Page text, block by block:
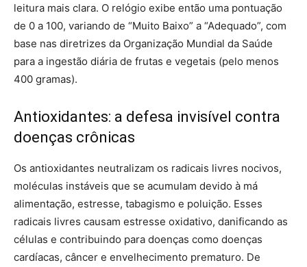
leitura mais clara. O relógio exibe então uma pontuação
de 0 a 100, variando de “Muito Baixo” a “Adequado”, com
base nas diretrizes da Organização Mundial da Saúde
para a ingestão diária de frutas e vegetais (pelo menos
400 gramas).
Antioxidantes: a defesa invisível contra
doenças crônicas
Os antioxidantes neutralizam os radicais livres nocivos,
moléculas instáveis que se acumulam devido à má
alimentação, estresse, tabagismo e poluição. Esses
radicais livres causam estresse oxidativo, danificando as
células e contribuindo para doenças como doenças
cardíacas, câncer e envelhecimento prematuro. De